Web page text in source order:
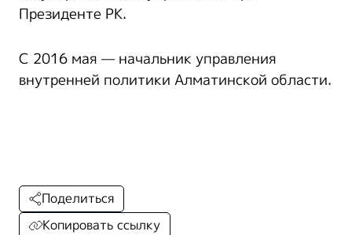
Президенте РК.
С 2016 мая — начальник управления
внутренней политики Алматинской области.
Поделиться
Копировать ссылку